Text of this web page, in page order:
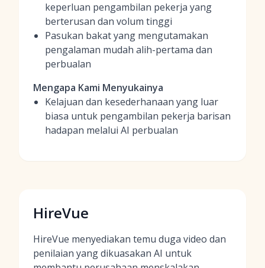
keperluan pengambilan pekerja yang
berterusan dan volum tinggi
Pasukan bakat yang mengutamakan
pengalaman mudah alih-pertama dan
perbualan
Mengapa Kami Menyukainya
Kelajuan dan kesederhanaan yang luar
biasa untuk pengambilan pekerja barisan
hadapan melalui AI perbualan
HireVue
HireVue menyediakan temu duga video dan
penilaian yang dikuasakan AI untuk